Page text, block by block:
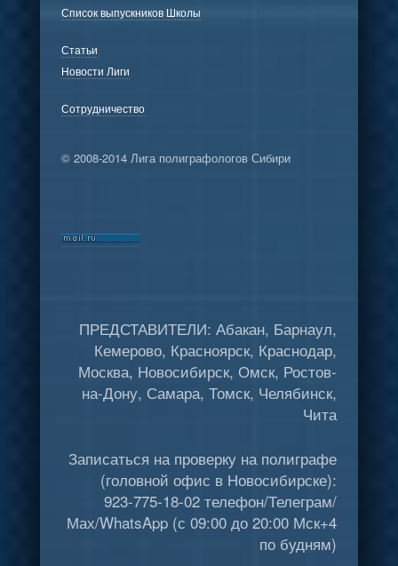
Список выпускников Школы
Статьи
Новости Лиги
Сотрудничество
© 2008-2014 Лига полиграфологов Сибири
ПРЕДСТАВИТЕЛИ: Абакан, Барнаул,
Кемерово, Красноярск, Краснодар,
Москва, Новосибирск, Омск, Ростов-
на-Дону, Самара, Томск, Челябинск,
Чита
Записаться на проверку на полиграфе
(головной офис в Новосибирске):
923-775-18-02 телефон/Телеграм/
Мах/WhatsApp (с 09:00 до 20:00 Мск+4
по будням)